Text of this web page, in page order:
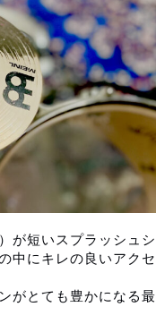
が短いスプラッシュシ
中にキレの良いアクセ
がとても豊かになる最